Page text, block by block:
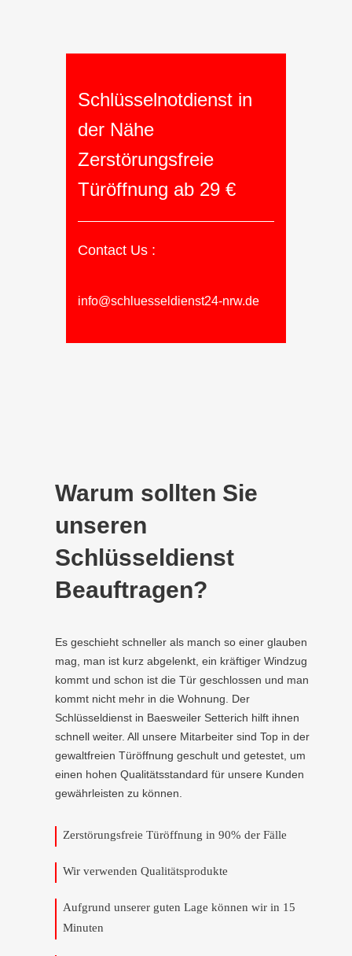
Schlüsselnotdienst in
der Nähe
Zerstörungsfreie
Türöffnung ab 29 €
Contact Us :
info@schluesseldienst24-nrw.de
Warum sollten Sie
unseren
Schlüsseldienst
Beauftragen?
Es geschieht schneller als manch so einer glauben
mag, man ist kurz abgelenkt, ein kräftiger Windzug
kommt und schon ist die Tür geschlossen und man
kommt nicht mehr in die Wohnung. Der
Schlüsseldienst in Baesweiler Setterich hilft ihnen
schnell weiter. All unsere Mitarbeiter sind Top in der
gewaltfreien Türöffnung geschult und getestet, um
einen hohen Qualitätsstandard für unsere Kunden
gewährleisten zu können.
Zerstörungsfreie Türöffnung in 90% der Fälle
Wir verwenden Qualitätsprodukte
Aufgrund unserer guten Lage können wir in 15
Minuten